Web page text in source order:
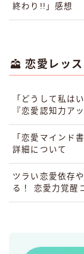
終わり!!」感想
恋愛レッ
「どうして私は
『恋愛認知力ア
「恋愛マインド
詳細について
ツラい恋愛依存
る！ 恋愛力覚醒